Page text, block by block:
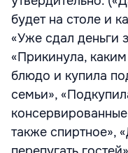
будет на столе и
«Уже сдал деньги
«Прикинула,
блюдо и купила
семьи»,
также спиртное»,